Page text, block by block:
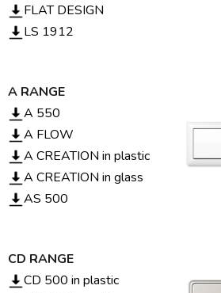
FLAT DESIGN
LS 1912
A RANGE
A 550
A FLOW
A CREATION in plastic
A CREATION in glass
AS 500
CD RANGE
CD 500 in plastic